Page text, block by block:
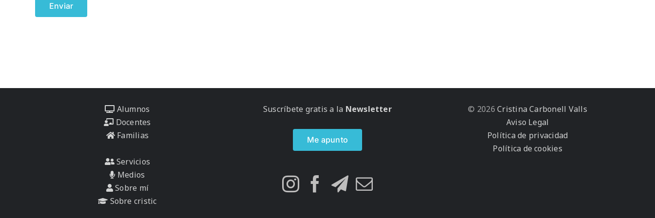
Alumnos
Docentes
Familias
Servicios
Medios
Sobre mí
Sobre cristic
Suscríbete gratis a la Newsletter
Me apunto
© 2026 Cristina Carbonell Valls
Aviso Legal
Política de privacidad
Política de cookies